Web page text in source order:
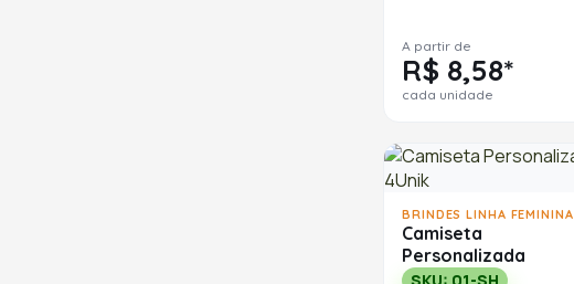
A partir de
R$ 8,58*
cada unidade
BRINDES LINHA FEMININA
Camiseta
Personalizada